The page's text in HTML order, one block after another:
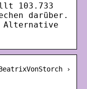
103.733
darüber.
Alternative
›